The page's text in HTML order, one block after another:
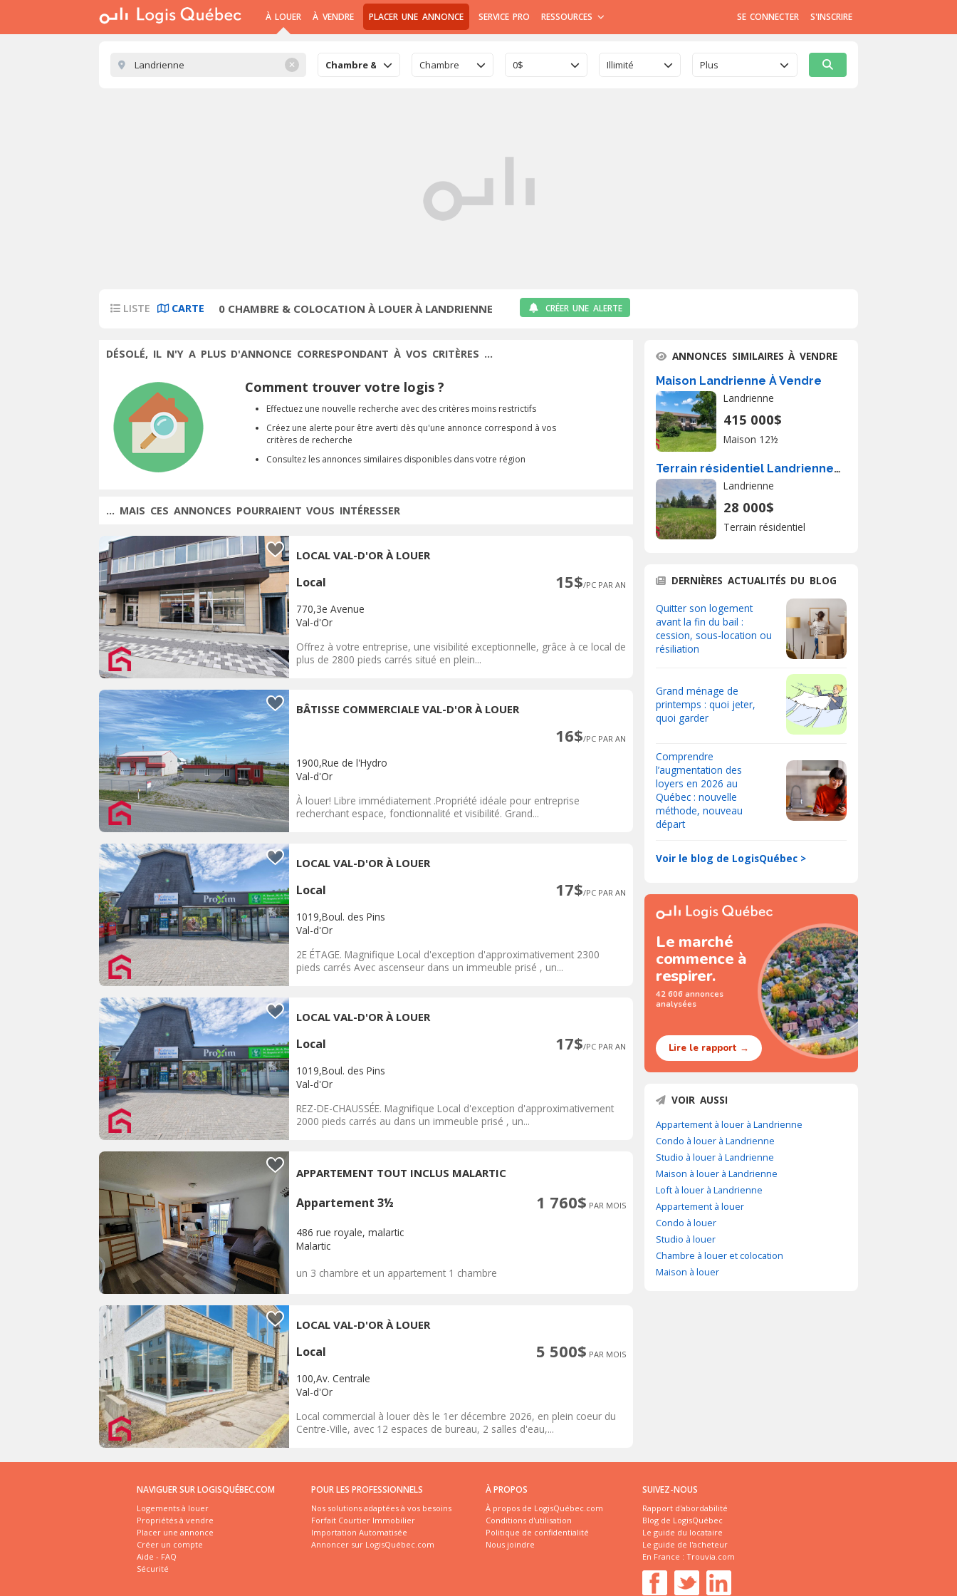
À LOUER À VENDRE PLACER UNE ANNONCE SERVICE PRO RESSOURCES SE CONNECTER S'INSCRIRE
✕ Chambre & ColocationChambre 0$ Illimité Plus
LISTE CARTE 0 CHAMBRE & COLOCATION À LOUER À LANDRIENNE CRÉER UNE ALERTE
DÉSOLÉ, IL N'Y A PLUS D'ANNONCE CORRESPONDANT À VOS CRITÈRES ...
Comment trouver votre logis ?
Effectuez une nouvelle recherche avec des critères moins restrictifs
Créez une alerte pour être averti dès qu'une annonce correspond à vos
critères de recherche
Consultez les annonces similaires disponibles dans votre région
... MAIS CES ANNONCES POURRAIENT VOUS INTÉRESSER
LOCAL VAL-D'OR À LOUER
Local 15$/PC PAR AN
770,3e Avenue
Val-d'Or
Offrez à votre entreprise, une visibilité exceptionnelle, grâce à ce local de
plus de 2800 pieds carrés situé en plein...
BÂTISSE COMMERCIALE VAL-D'OR À LOUER
16$/PC PAR AN
1900,Rue de l'Hydro
Val-d'Or
À louer! Libre immédiatement .Propriété idéale pour entreprise
recherchant espace, fonctionnalité et visibilité. Grand...
LOCAL VAL-D'OR À LOUER
Local 17$/PC PAR AN
1019,Boul. des Pins
Val-d'Or
2E ÉTAGE. Magnifique Local d'exception d'approximativement 2300
pieds carrés Avec ascenseur dans un immeuble prisé , un...
LOCAL VAL-D'OR À LOUER
Local 17$/PC PAR AN
1019,Boul. des Pins
Val-d'Or
REZ-DE-CHAUSSÉE. Magnifique Local d'exception d'approximativement
2000 pieds carrés au dans un immeuble prisé , un...
APPARTEMENT TOUT INCLUS MALARTIC
Appartement 3½ 1 760$ PAR MOIS
486 rue royale, malartic
Malartic
un 3 chambre et un appartement 1 chambre
LOCAL VAL-D'OR À LOUER
Local 5 500$ PAR MOIS
100,Av. Centrale
Val-d'Or
Local commercial à louer dès le 1er décembre 2026, en plein coeur du
Centre-Ville, avec 12 espaces de bureau, 2 salles d'eau,...
ANNONCES SIMILAIRES À VENDRE
Maison Landrienne À Vendre
Landrienne
415 000$
Maison 12½
Terrain résidentiel Landrienne À Vendre
Landrienne
28 000$
Terrain résidentiel
DERNIÈRES ACTUALITÉS DU BLOG
Quitter son logement
avant la fin du bail :
cession, sous-location ou
résiliation
Grand ménage de
printemps : quoi jeter,
quoi garder
Comprendre
l’augmentation des
loyers en 2026 au
Québec : nouvelle
méthode, nouveau
départ
Voir le blog de LogisQuébec >
Le marché
commence à
respirer.
42 606 annonces
analysées
Lire le rapport →
VOIR AUSSI
Appartement à louer à Landrienne
Condo à louer à Landrienne
Studio à louer à Landrienne
Maison à louer à Landrienne
Loft à louer à Landrienne
Appartement à louer
Condo à louer
Studio à louer
Chambre à louer et colocation
Maison à louer
NAVIGUER SUR LOGISQUÉBEC.COM
Logements à louer
Propriétés à vendre
Placer une annonce
Créer un compte
Aide - FAQ
Sécurité
POUR LES PROFESSIONNELS
Nos solutions adaptées à vos besoins
Forfait Courtier Immobilier
Importation Automatisée
Annoncer sur LogisQuébec.com
À PROPOS
À propos de LogisQuébec.com
Conditions d'utilisation
Politique de confidentialité
Nous joindre
SUIVEZ-NOUS
Rapport d'abordabilité
Blog de LogisQuébec
Le guide du locataire
Le guide de l'acheteur
En France : Trouvia.com